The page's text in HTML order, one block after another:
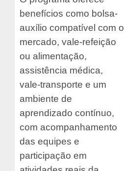
benefícios como bolsa-
auxílio compatível com o
mercado, vale-refeição
ou alimentação,
assistência médica,
vale-transporte e um
ambiente de
aprendizado contínuo,
com acompanhamento
das equipes e
participação em